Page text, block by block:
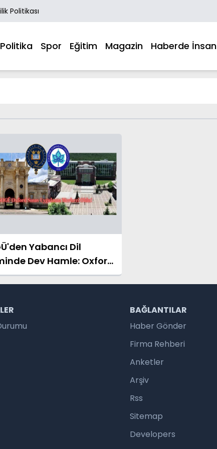
Politikası
Politika Spor Eğitim Magazin Haberde İnsan
Yabancı Dil
Dev Hamle: Oxford
Artık Eskişehir'de!
BAĞLANTILAR
Haber Gönder
Firma Rehberi
Anketler
Arşiv
Rss
Sitemap
Developers